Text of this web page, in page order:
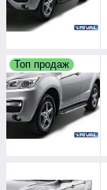
Топ продаж